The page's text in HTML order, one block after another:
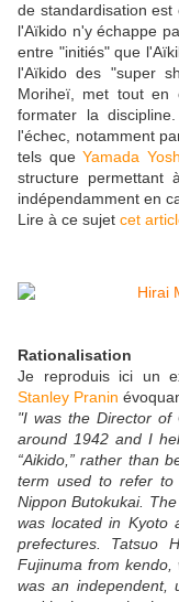
de standardisation
l'Aïkido n'y échappe
entre "initiés" que
l'Aïkido des "super
Moriheï, met tout en
formater la
l'échec, notamment
tels que Yamada
structure permettant
indépendamment en
Lire à ce sujet cet
Rationalisation
Je reproduis ici un
Stanley Pranin
"I was the Director of
around 1942 and I
“Aikido,” rather than
term used to refer to
Nippon Butokukai.
was located in Kyoto
prefectures. Tatsuo
Fujinuma from kendo,
was an independent,